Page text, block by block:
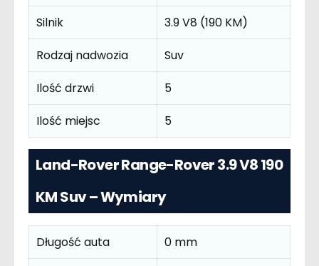
Silnik
3.9 V8 (190 KM)
Rodzaj nadwozia
Suv
Ilość drzwi
5
Ilość miejsc
5
Land-Rover Range-Rover 3.9 V8 190
KM Suv – Wymiary
Długość auta
0 mm